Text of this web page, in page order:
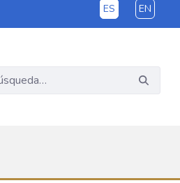
ES EN